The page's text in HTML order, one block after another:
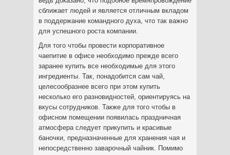
сближает людей и является отличным вкладом
в поддержание командного духа, что так важно
для успешного роста компании.
Для того чтобы провести корпоративное
чаепитие в офисе необходимо прежде всего
заранее купить все необходимые для этого
ингредиенты. Так, понадобится сам чай,
целесообразнее всего при этом купить
несколько его разновидностей, ориентируясь на
вкусы сотрудников. Также для того чтобы в
офисном помещении появилась праздничная
атмосфера следует прикупить и красивые
баночки, предназначенные для хранения чая и
непосредственно заварочный чайник. Помимо